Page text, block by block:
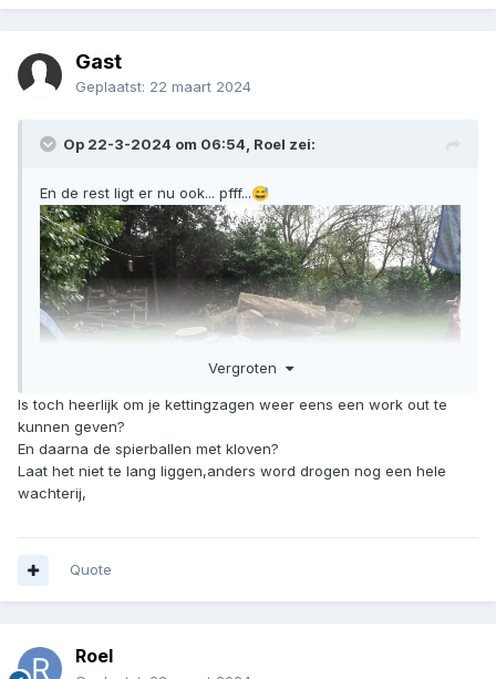
Gast
Geplaatst: 22 maart 2024
Op 22-3-2024 om 06:54, Roel zei:
En de rest ligt er nu ook... pfff...😅
Vergroten
Is toch heerlijk om je kettingzagen weer eens een work out te
kunnen geven?
En daarna de spierballen met kloven?
Laat het niet te lang liggen,anders word drogen nog een hele
wachterij,
Quote
Roel